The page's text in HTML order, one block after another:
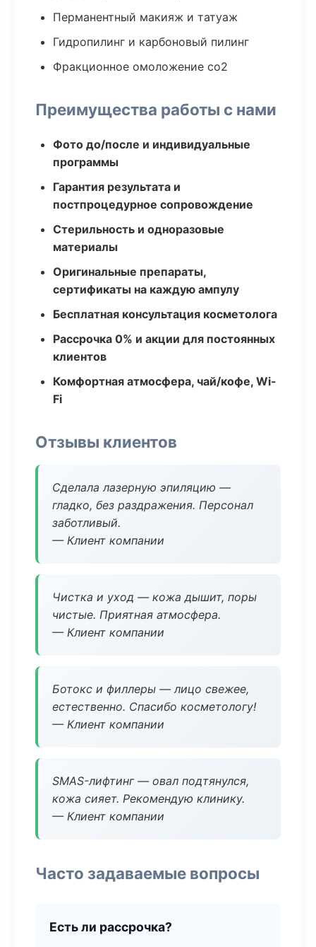
Перманентный макияж и татуаж
Гидропилинг и карбоновый пилинг
Фракционное омоложение co2
Преимущества работы с нами
Фото до/после и индивидуальные
программы
Гарантия результата и
постпроцедурное сопровождение
Стерильность и одноразовые
материалы
Оригинальные препараты,
сертификаты на каждую ампулу
Бесплатная консультация косметолога
Рассрочка 0% и акции для постоянных
клиентов
Комфортная атмосфера, чай/кофе, Wi-
Fi
Отзывы клиентов
Сделала лазерную эпиляцию —
гладко, без раздражения. Персонал
заботливый.
— Клиент компании
Чистка и уход — кожа дышит, поры
чистые. Приятная атмосфера.
— Клиент компании
Ботокс и филлеры — лицо свежее,
естественно. Спасибо косметологу!
— Клиент компании
SMAS-лифтинг — овал подтянулся,
кожа сияет. Рекомендую клинику.
— Клиент компании
Часто задаваемые вопросы
Есть ли рассрочка?